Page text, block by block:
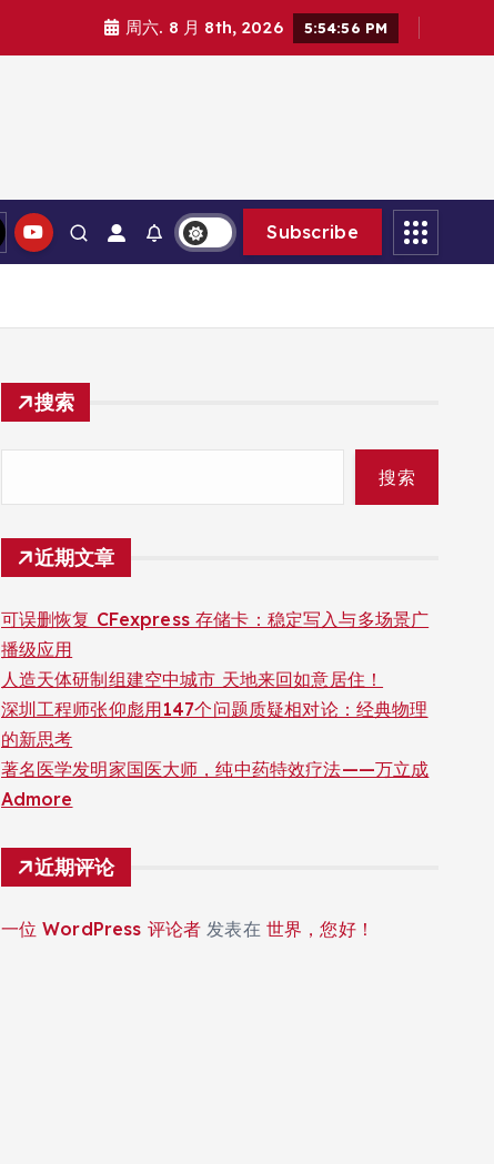
周六. 8 月 8th, 2026 5:54:56 PM
Subscribe
搜索
搜索
近期文章
可误删恢复 CFexpress 存储卡：稳定写入与多场景广
播级应用
人造天体研制组建空中城市 天地来回如意居住！
深圳工程师张仰彪用147个问题质疑相对论：经典物理
的新思考
著名医学发明家国医大师，纯中药特效疗法——万立成
Admore
近期评论
一位 WordPress 评论者 发表在 世界，您好！